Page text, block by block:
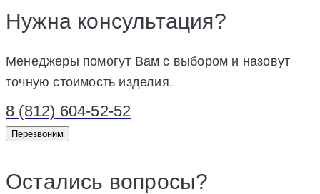
Нужна консультация?
Менеджеры помогут Вам с выбором и назовут
точную стоимость изделия.
8 (812) 604-52-52
Перезвоним
Остались вопросы?